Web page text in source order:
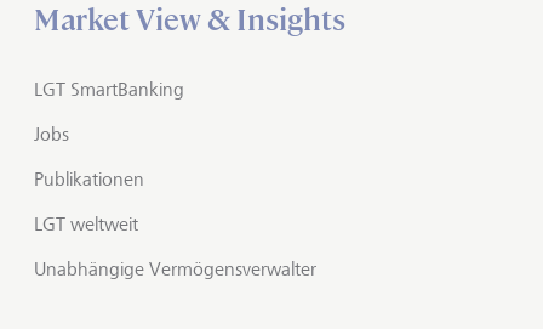
Market View & Insights
LGT SmartBanking
Jobs
Publikationen
LGT weltweit
Unabhängige Vermögensverwalter